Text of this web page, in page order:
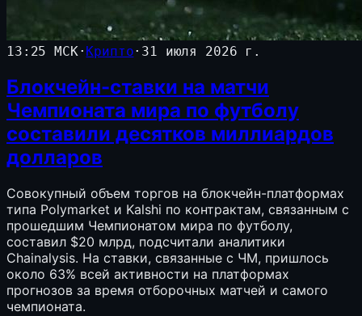
13:25 МСК· Крипто· 31 июля 2026 г.
Блокчейн-ставки на матчи
Чемпионата мира по футболу
составили десятков миллиардов
долларов
Совокупный объем торгов на блокчейн-платформах
типа Polymarket и Kalshi по контрактам, связанным с
прошедшим Чемпионатом мира по футболу,
составил $20 млрд, подсчитали аналитики
Chainalysis. На ставки, связанные с ЧМ, пришлось
около 63% всей активности на платформах
прогнозов за время отборочных матчей и самого
чемпионата.